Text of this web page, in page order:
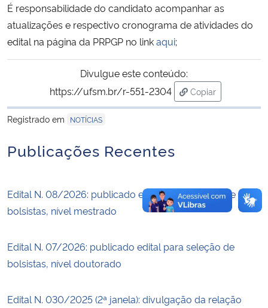
Advocacia-Geral da União
Banco Central do Brasil
É responsabilidade do candidato acompanhar as
atualizações e respectivo cronograma de atividades do
edital na página da PRPGP no linkaqui;
Divulgue este conteúdo:
https://ufsm.br/r-551-2304
Copiar
para área de
Registrado em
NOTÍCIAS
Publicações Recentes
Edital N. 08/2026: publicado edital para seleção de
bolsistas, nível mestrado
Edital N. 07/2026: publicado edital para seleção de
bolsistas, nível doutorado
Edital N. 030/2025 (2ª janela): divulgação da relação